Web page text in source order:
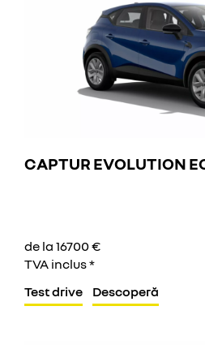
CAPTUR EVOLUTION
de la 16700 €
TVA inclus *
Test drive
Descoperă